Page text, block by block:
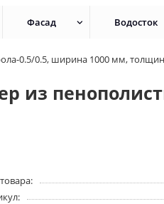
Фасад Водосток
0.5/0.5, ширина 1000 мм,
из